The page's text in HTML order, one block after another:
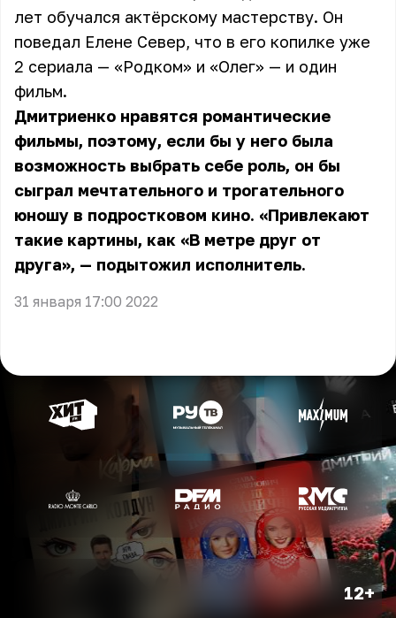
лет обучался актёрскому мастерству. Он
поведал Елене Север, что в его копилке уже
2 сериала — «Родком» и «Олег» — и один
фильм.
Дмитриенко нравятся романтические
фильмы, поэтому, если бы у него была
возможность выбрать себе роль, он бы
сыграл мечтательного и трогательного
юношу в подростковом кино. «Привлекают
такие картины, как «В метре друг от
друга», — подытожил исполнитель.
31 января 17:00 2022
12+